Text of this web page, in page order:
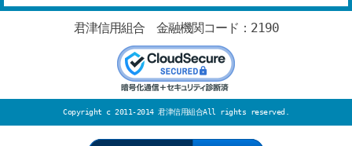
君津信用組合 金融機関コード：2190
Copyright c 2011-2014 君津信用組合All rights reserved.